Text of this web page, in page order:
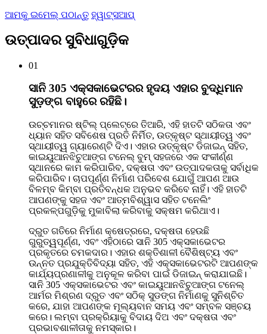
ଆମକୁ ଇମେଲ୍ ପଠାନ୍ତୁ ହ୍ୱାଟ୍ସଆପ୍
ଉତ୍ପାଦର ସୁବିଧାଗୁଡ଼ିକ
01
ସାନି 305 ଏକ୍ସକାଭେଟରର ହୃଦୟ ଏହାର ବୁଦ୍ଧିମାନ
ସୁଡ଼ଙ୍ଗ ବାହୁରେ ରହିଛି।
ଉଚ୍ଚମାନର ଷ୍ଟିଲ୍ ପ୍ଲେଟ୍‌ରେ ତିଆରି, ଏହି ହାତଟି ସଠିକତା ଏବଂ
ଧ୍ୟାନ ସହିତ ସବିଶେଷ ପ୍ରତି ନିର୍ମିତ, ଉତ୍କୃଷ୍ଟ ସ୍ଥାୟୀତ୍ୱ ଏବଂ
ସ୍ଥାୟୀତ୍ୱ ଗ୍ୟାରେଣ୍ଟି ଦିଏ। ଏହାର ଉତ୍କୃଷ୍ଟ ଡିଜାଇନ୍ ସହିତ,
କାଇୟୁଆନଝିଚୁଆଙ୍ଗ ଟନେଲ୍ ବୁମ୍ ସହଜରେ ଏକ ସଂକୀର୍ଣ୍ଣ
ସ୍ଥାନରେ କାମ କରିପାରିବ, ଦକ୍ଷତା ଏବଂ ଉତ୍ପାଦକତାକୁ ସର୍ବାଧିକ
କରିପାରିବ। ଚାପପୂର୍ଣ୍ଣ ନିର୍ମାଣ ପରିବେଶ ଯୋଗୁଁ ଆପଣ ଆଉ
ବିଳମ୍ବ କିମ୍ବା ପ୍ରତିବନ୍ଧକ ଅନୁଭବ କରିବେ ନାହିଁ। ଏହି ହାତଟି
ଆପଣଙ୍କୁ ସହଜ ଏବଂ ଆତ୍ମବିଶ୍ୱାସ ସହିତ ଟନେଲିଂ
ପ୍ରକଳ୍ପଗୁଡ଼ିକୁ ମୁକାବିଲା କରିବାକୁ ସକ୍ଷମ କରିଥାଏ।
ଦ୍ରୁତ ଗତିରେ ନିର୍ମାଣ କ୍ଷେତ୍ରରେ, ଦକ୍ଷତା ହେଉଛି
ଗୁରୁତ୍ୱପୂର୍ଣ୍ଣ, ଏବଂ ଏହିଠାରେ ସାନି 305 ଏକ୍ସକାଭେଟର
ପ୍ରକୃତରେ ଚମକଦାର। ଏହାର ଶକ୍ତିଶାଳୀ ବୈଶିଷ୍ଟ୍ୟ ଏବଂ
ଉନ୍ନତ ପ୍ରଯୁକ୍ତିବିଦ୍ୟା ସହିତ, ଏହି ଏକ୍ସକାଭେଟରଟି ଆପଣଙ୍କ
କାର୍ଯ୍ୟପ୍ରଣାଳୀକୁ ଅନୁକୂଳ କରିବା ପାଇଁ ଡିଜାଇନ୍ କରାଯାଇଛି।
ସାନି 305 ଏକ୍ସକାଭେଟର ଏବଂ କାଇୟୁଆନଝିଚୁଆଙ୍ଗ ଟନେଲ୍
ଆର୍ମର ମିଶ୍ରଣ ଦ୍ରୁତ ଏବଂ ସଠିକ୍ ସୁଡଙ୍ଗ ନିର୍ମାଣକୁ ସୁନିଶ୍ଚିତ
କରେ, ଯାହା ଆପଣଙ୍କ ମୂଲ୍ୟବାନ ସମୟ ଏବଂ ସମ୍ବଳ ସଞ୍ଚୟ
କରେ। ଲମ୍ବା ପ୍ରକ୍ରିୟାକୁ ବିଦାୟ ଦିଅ ଏବଂ ଦକ୍ଷତା ଏବଂ
ପ୍ରଭାବଶାଳୀତାକୁ ନମସ୍କାର।